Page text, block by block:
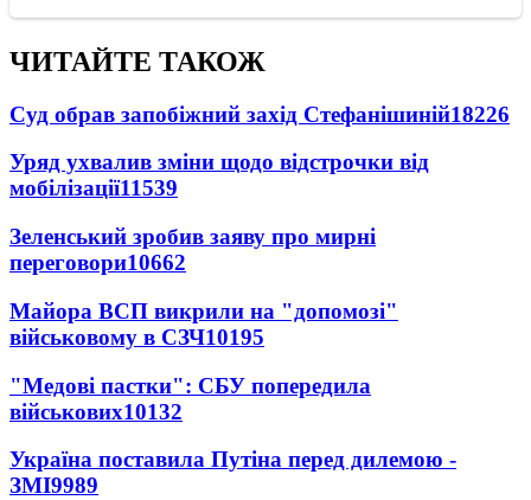
ЧИТАЙТЕ ТАКОЖ
Суд обрав запобіжний захід Стефанішиній18226
Уряд ухвалив зміни щодо відстрочки від
мобілізації11539
Зеленський зробив заяву про мирні
переговори10662
Майора ВСП викрили на "допомозі"
військовому в СЗЧ10195
"Медові пастки": СБУ попередила
військових10132
Україна поставила Путіна перед дилемою -
ЗМІ9989